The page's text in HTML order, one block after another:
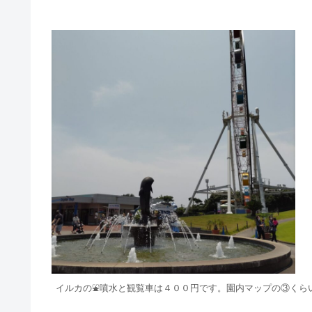
イルカの⛲️噴水と観覧車は４００円です。園内マップの③くら